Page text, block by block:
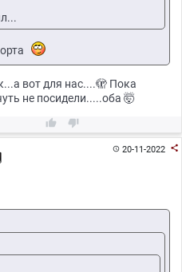
вот для нас....🫣 Пока
не посидели.....оба 🤯
 
20-11-2022 